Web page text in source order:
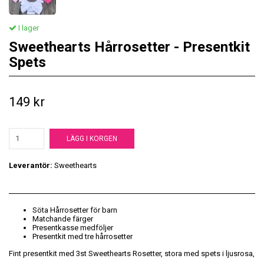
I lager
Sweethearts Hårrosetter - Presentkit
Spets
149 kr
LÄGG I KORGEN
Leverantör: Sweethearts
Söta Hårrosetter för barn
Matchande färger
Presentkasse medföljer
Presentkit med tre hårrosetter
Fint presentkit med 3st Sweethearts Rosetter, stora med spets i ljusrosa,